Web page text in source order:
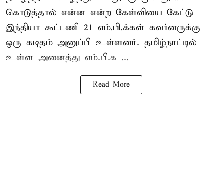
கொடுத்தால் என்ன என்ற கேள்வியை கேட்டு
இந்தியா கூட்டணி 21 எம்.பி.க்கள் கவர்னருக்கு
ஒரு கடிதம் அனுப்பி உள்ளனர். தமிழ்நாட்டில்
உள்ள அனைத்து எம்.பி.க ...
Read More